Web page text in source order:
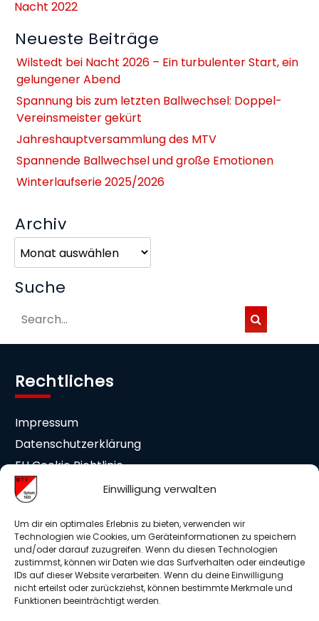
Einwilligung verwalten
Um dir ein optimales Erlebnis zu bieten, verwenden wir
Technologien wie Cookies, um Geräteinformationen zu speichern
und/oder darauf zuzugreifen. Wenn du diesen Technologien
zustimmst, können wir Daten wie das Surfverhalten oder eindeutige
IDs auf dieser Website verarbeiten. Wenn du deine Einwilligung
nicht erteilst oder zurückziehst, können bestimmte Merkmale und
Funktionen beeinträchtigt werden.
Nacht 2022
Neueste Beiträge
Wilstedt bei Nacht 2026 – Ein turbulenter Start, ein
gelungener Abend
Spannung bis zum letzten Ballwechsel: Doppel-
Vereinsmeister gekürt
Jahreshauptversammlung des MTV
Spannende Ballwechsel und große Emotionen
Winterlaufserie 2025/2026
Archiv
Suche
Rechtliches
Impressum
Datenschutzerklärung
EU Cookie Richtlinie
Cookie-Einstellungen
Mitgliedschaft
Beitrittserklärung
Medieneinwilligung
Mitglieder Info DSGVO